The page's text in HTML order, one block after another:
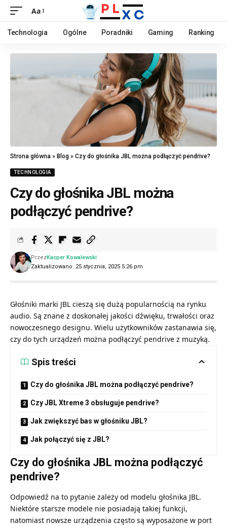
Aa
Technologia Ogólne Poradniki Gaming Ranking
Strona główna » Blog » Czy do głośnika JBL można podłączyć pendrive?
TECHNOLOGIA
Czy do głośnika JBL można
podłączyć pendrive?
Zaktualizowano: 25 stycznia, 2025 5:26 pm
PrzezKacper Kowalewski
Głośniki marki JBL cieszą się dużą popularnością na rynku
audio. Są znane z doskonałej jakości dźwięku, trwałości oraz
nowoczesnego designu. Wielu użytkowników zastanawia się,
czy do tych urządzeń można podłączyć pendrive z muzyką.
Spis treści
Czy do głośnika JBL można podłączyć pendrive?
Czy JBL Xtreme 3 obsługuje pendrive?
Jak zwiększyć bas w głośniku JBL?
Jak połączyć się z JBL?
Czy do głośnika JBL można podłączyć
pendrive?
Odpowiedź na to pytanie zależy od modelu głośnika JBL.
Niektóre starsze modele nie posiadają takiej funkcji,
natomiast nowsze urządzenia często są wyposażone w port